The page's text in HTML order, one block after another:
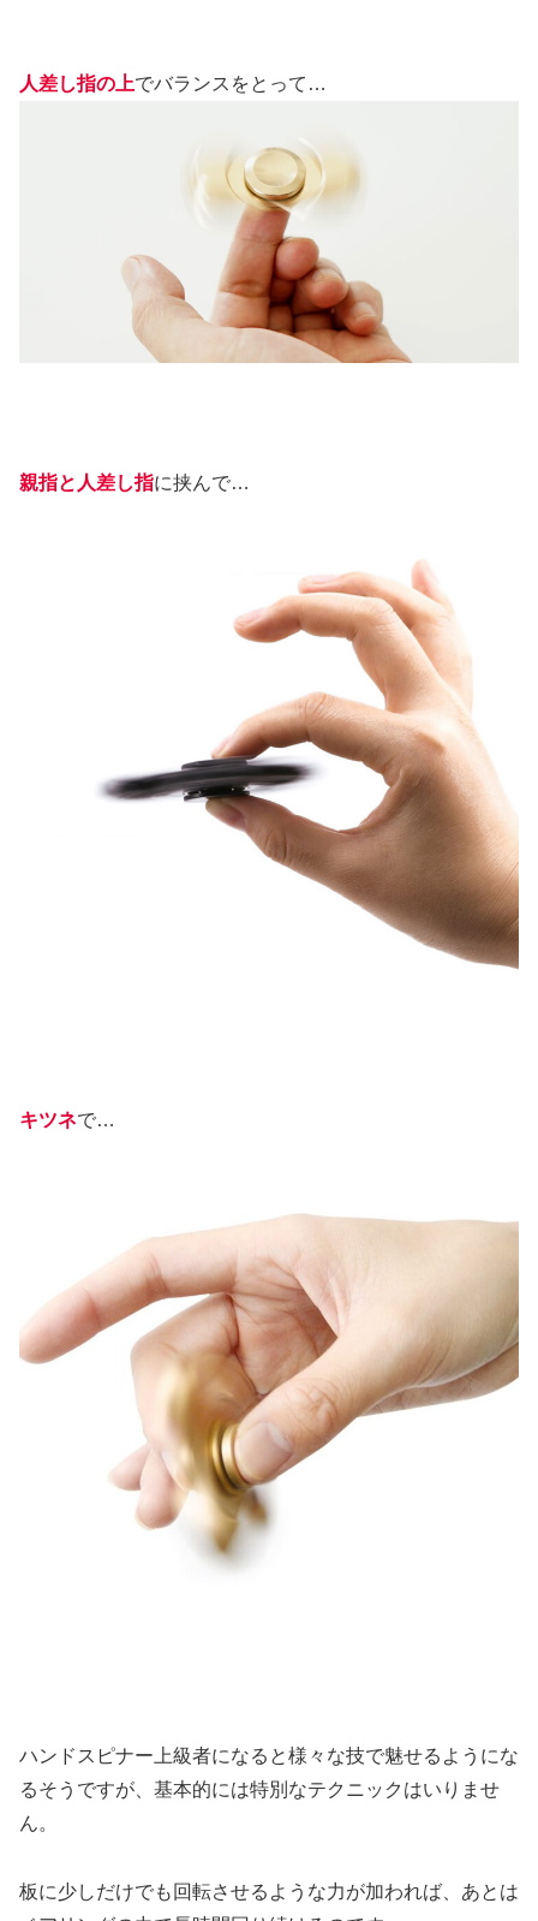
人差し指の上でバランスをとって…
親指と人差し指に挟んで…
キツネで…
ハンドスピナー上級者になると様々な技で魅せるようにな
るそうですが、基本的には特別なテクニックはいりませ
ん。
板に少しだけでも回転させるような力が加われば、あとは